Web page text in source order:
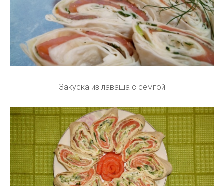
Закуска из лаваша с семгой